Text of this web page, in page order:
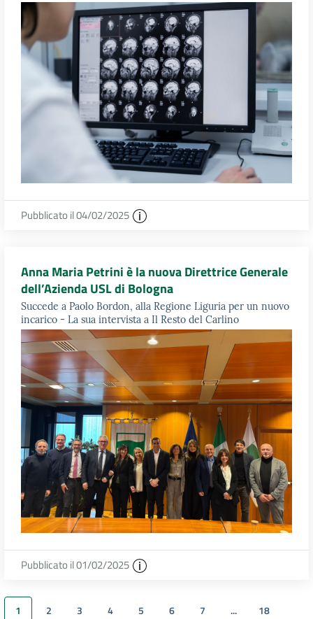
Pubblicato il 04/02/2025
Anna Maria Petrini è la nuova Direttrice Generale
dell’Azienda USL di Bologna
Succede a Paolo Bordon, alla Regione Liguria per un nuovo
incarico - La sua intervista a Il Resto del Carlino
Pubblicato il 01/02/2025
1 2 3 4 5 6 7 ... 18